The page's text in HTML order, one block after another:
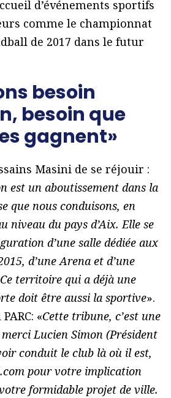
d’événements sportifs
comme le championnat
de 2017 dans le futur
besoin
besoin que
gagnent»
Masini de se réjouir :
est un aboutissement dans la
que nous conduisons, en
niveau du pays d’Aix. Elle se
d’une salle dédiée aux
d’une Arena et d’une
territoire qui a déjà une
doit être aussi la sportive».
«Cette tribune, c’est une
Lucien Simon (Président
conduit le club là où il est,
pour votre implication
formidable projet de ville.